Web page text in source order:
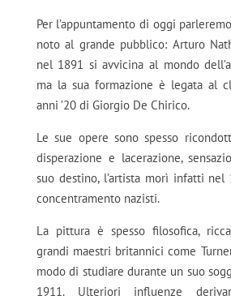
Per l’appuntamento di oggi
noto al grande pubblico: Arturo
nel 1891 si avvicina al mondo
ma la sua formazione è legata al
anni ’20 di Giorgio De Chirico.
Le sue opere sono spesso
disperazione e lacerazione,
suo destino, l’artista morì infatti
concentramento nazisti.
La pittura è spesso filosofica,
grandi maestri britannici come
modo di studiare durante un suo
1911. Ulteriori influenze